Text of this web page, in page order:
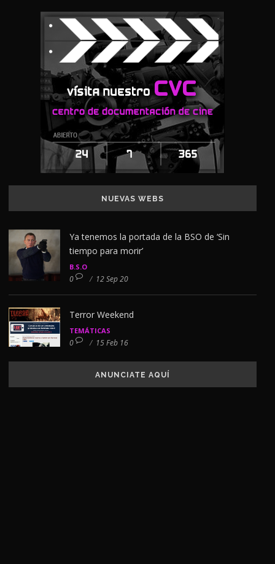
NUEVAS WEBS
Ya tenemos la portada de la BSO de ‘Sin
tiempo para morir’
B.S.O
0 / 12 Sep 20
Terror Weekend
TEMÁTICAS
0 / 15 Feb 16
ANUNCIATE AQUÍ